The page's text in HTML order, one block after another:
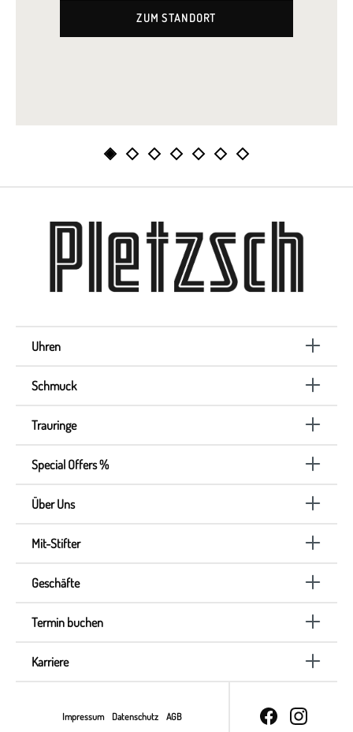
ZUM STANDORT
Uhren
Schmuck
Trauringe
Special Offers %
Über Uns
Mit-Stifter
Geschäfte
Termin buchen
Karriere
Impressum Datenschutz AGB